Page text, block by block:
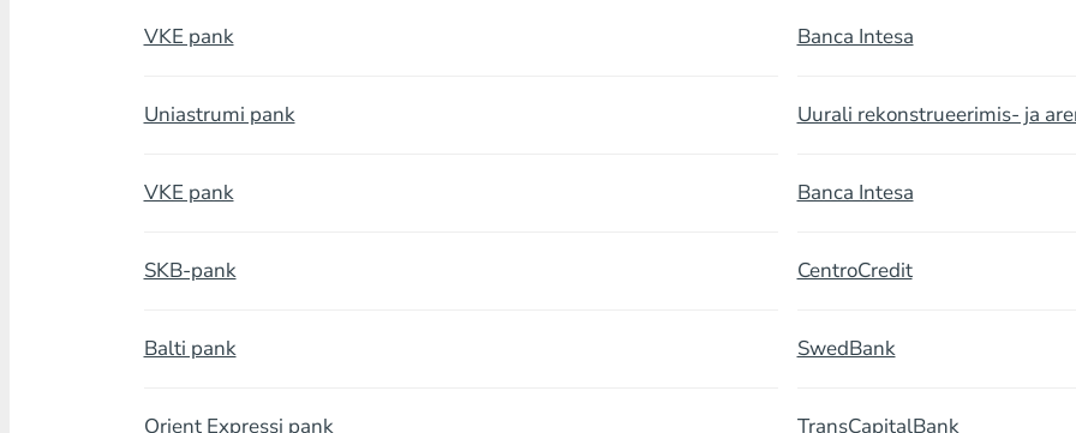
VKE pank Banca Intesa
Uniastrumi pank Uurali rekonstrueerimis- ja
VKE pank Banca Intesa
SKB-pank CentroCredit
Balti pank SwedBank
Orient Expressi pank TransCapitalBank